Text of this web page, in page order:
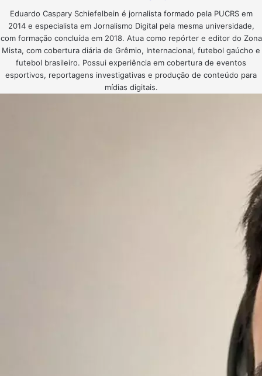
Eduardo Caspary Schiefelbein é jornalista formado pela PUCRS em
2014 e especialista em Jornalismo Digital pela mesma universidade,
com formação concluída em 2018. Atua como repórter e editor do Zona
Mista, com cobertura diária de Grêmio, Internacional, futebol gaúcho e
futebol brasileiro. Possui experiência em cobertura de eventos
esportivos, reportagens investigativas e produção de conteúdo para
mídias digitais.